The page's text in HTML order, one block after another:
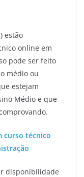
estão
online em
pode ser feito
médio ou
estejam
Médio e que
curso técnico
disponibilidade